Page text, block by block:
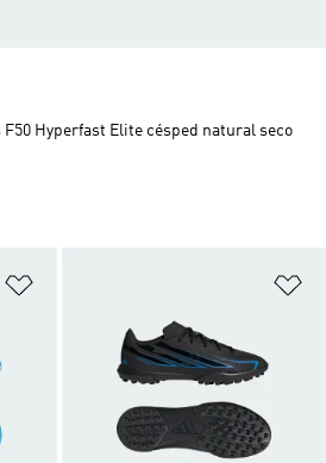
Hyperfast Elite césped natural seco